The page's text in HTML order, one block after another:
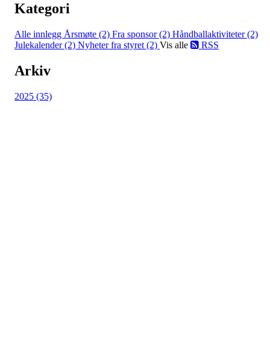
Kategori
Alle innlegg Årsmøte (2) Fra sponsor (2) Håndballaktiviteter (2)
Julekalender (2) Nyheter fra styret (2) Vis alle RSS
Arkiv
2025 (35)